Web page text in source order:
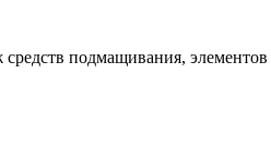
подмащивания,